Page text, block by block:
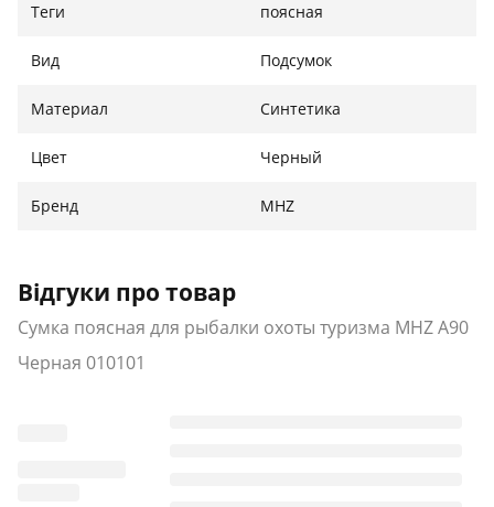
Характеристики сумки
Цвет: черный;
Размеры: 30 х 12 х 11 см;
Сумка.
Теги поясная
Вид Подсумок
Материал Синтетика
Цвет Черный
Бренд MHZ
Відгуки про товар
Сумка поясная для рыбалки охоты туризма MHZ A90
Черная 010101